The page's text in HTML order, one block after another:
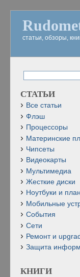
статьи, обзоры,
СТАТЬИ
Все статьи
Флэш
Процессоры
Материнские
Чипсеты
Видеокарты
Мультимедиа
Жесткие диски
Ноутбуки и
Мобильные
События
Сети
Ремонт и
Защита
КНИГИ